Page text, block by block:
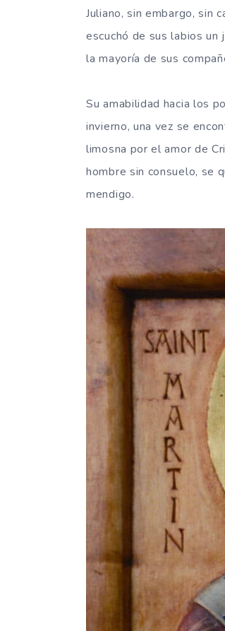
Juliano, sin embargo, sin
escuchó de sus labios un
la mayoría de sus
Su amabilidad hacia los
invierno, una vez se
limosna por el amor de
hombre sin consuelo, se
mendigo.